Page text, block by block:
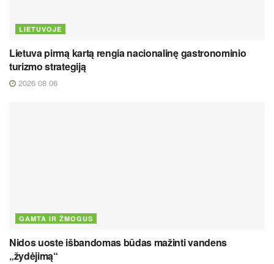
LIETUVOJE
Lietuva pirmą kartą rengia nacionalinę gastronominio
turizmo strategiją
2026 08 06
GAMTA IR ŽMOGUS
Nidos uoste išbandomas būdas mažinti vandens
„žydėjimą“